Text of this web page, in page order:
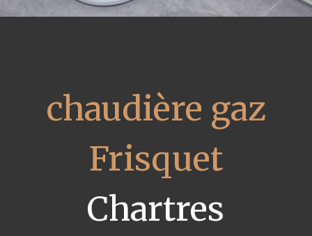
chaudière gaz
Frisquet
Chartres